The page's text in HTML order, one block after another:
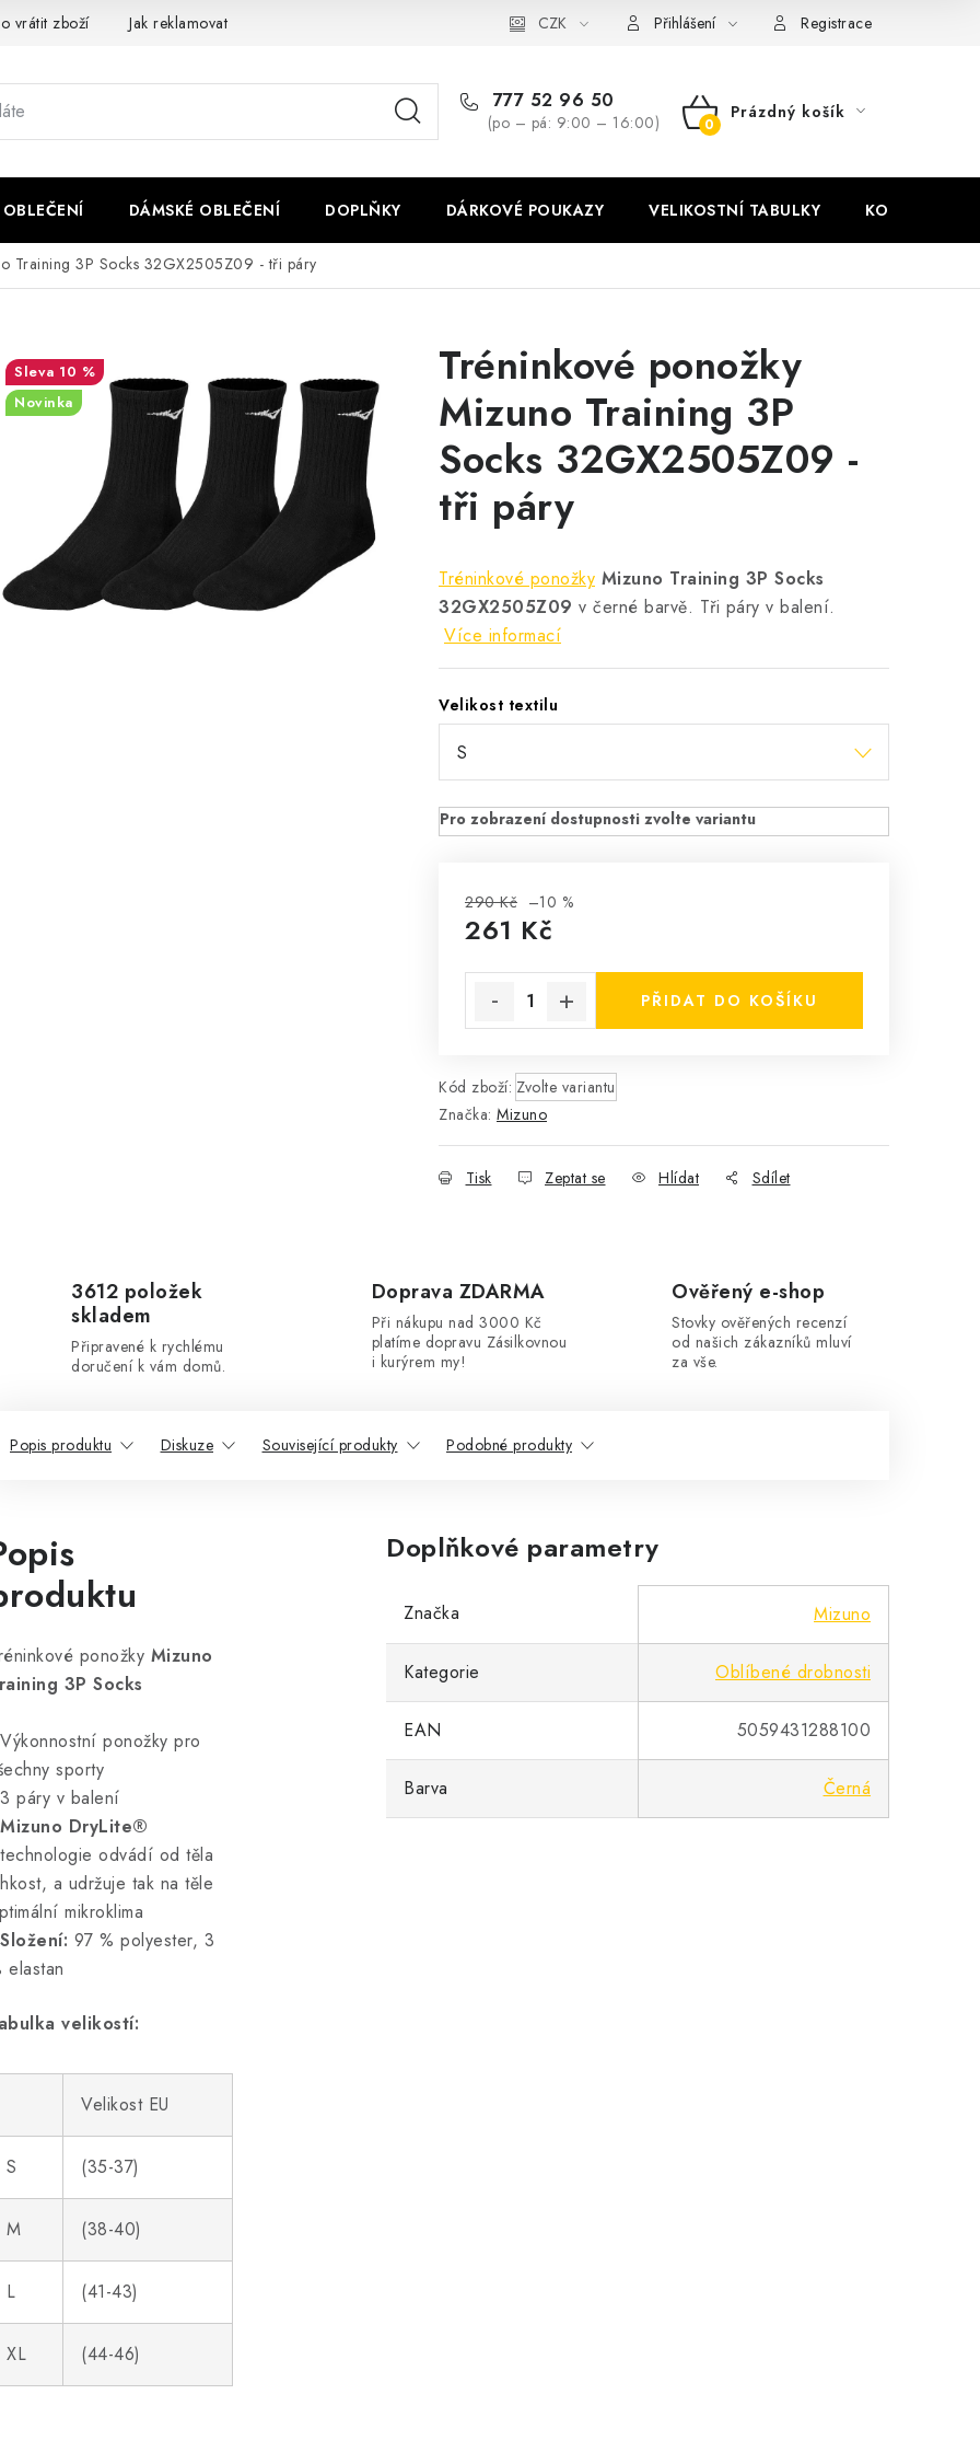
vrátit zboží Jak reklamovat Velikostní tabulky Ochrana osobních údajů Zásady používání
CZK Přihlášení Registrace
777 52 96 50
(po – pá: 9:00 – 16:00)
NÁKUPNÍ
Prázdný košík
DÁMSKÉ OBLEČENÍ DOPLŇKY DÁRKOVÉ POUKAZY VELIKOSTNÍ TABULKY KONTAKT
Training 3P Socks 32GX2505Z09 - tři páry
Tréninkové ponožky
Mizuno Training 3P
Socks 32GX2505Z09 -
tři páry
Tréninkové ponožky Mizuno Training 3P Socks
32GX2505Z09 v černé barvě. Tři páry v balení.
Více informací
Velikost textilu
290 Kč –10 %
261 Kč
PŘIDAT DO KOŠÍKU
Kód zboží: Zvolte variantu
Značka: Mizuno
Tisk Zeptat se Hlídat Sdílet
10 %
Novinka
3612 položek
skladem
Připravené k rychlému
doručení k vám domů.
Doprava ZDARMA
Při nákupu nad 3000 Kč
platíme dopravu Zásilkovnou
i kurýrem my!
Ověřený e-shop
Stovky ověřených recenzí
od našich zákazníků mluví
za vše.
Popis produktu Diskuze Související produkty Podobné produkty
ponožky Mizuno
3P Socks
ponožky pro
sporty
páry v balení
Mizuno DryLite®
technologie odvádí od těla
a udržuje tak na těle
mikroklima
Složení: 97 % polyester, 3
elastan
velikostí:
Velikost EU
S (35-37)
M (38-40)
L (41-43)
XL (44-46)
Doplňkové parametry
Značka Mizuno
Kategorie Oblíbené drobnosti
EAN 5059431288100
Barva Černá